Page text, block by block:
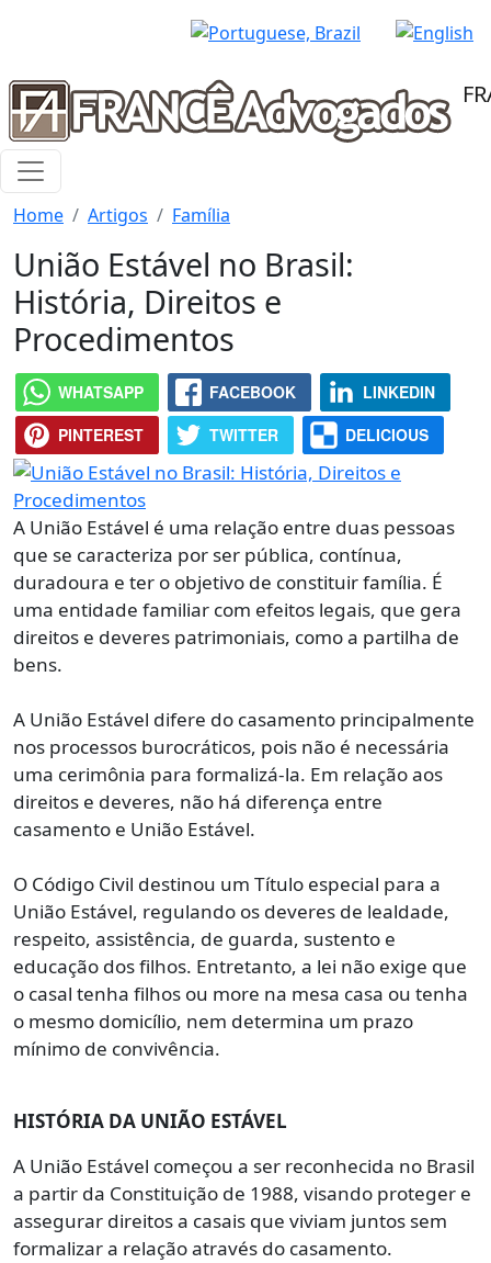
Home Artigos Família
União Estável no Brasil:
História, Direitos e
Procedimentos
WHATSAPP FACEBOOK
LINKEDIN
PINTEREST
TWITTER DELICIOUS
A União Estável é uma relação entre duas pessoas
que se caracteriza por ser pública, contínua,
duradoura e ter o objetivo de constituir família. É
uma entidade familiar com efeitos legais, que gera
direitos e deveres patrimoniais, como a partilha de
bens.
A União Estável difere do casamento principalmente
nos processos burocráticos, pois não é necessária
uma cerimônia para formalizá-la. Em relação aos
direitos e deveres, não há diferença entre
casamento e União Estável.
O Código Civil destinou um Título especial para a
União Estável, regulando os deveres de lealdade,
respeito, assistência, de guarda, sustento e
educação dos filhos. Entretanto, a lei não exige que
o casal tenha filhos ou more na mesa casa ou tenha
o mesmo domicílio, nem determina um prazo
mínimo de convivência.
HISTÓRIA DA UNIÃO ESTÁVEL
A União Estável começou a ser reconhecida no Brasil
a partir da Constituição de 1988, visando proteger e
assegurar direitos a casais que viviam juntos sem
formalizar a relação através do casamento.